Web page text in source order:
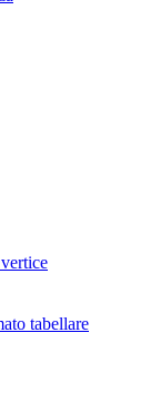
tabellare